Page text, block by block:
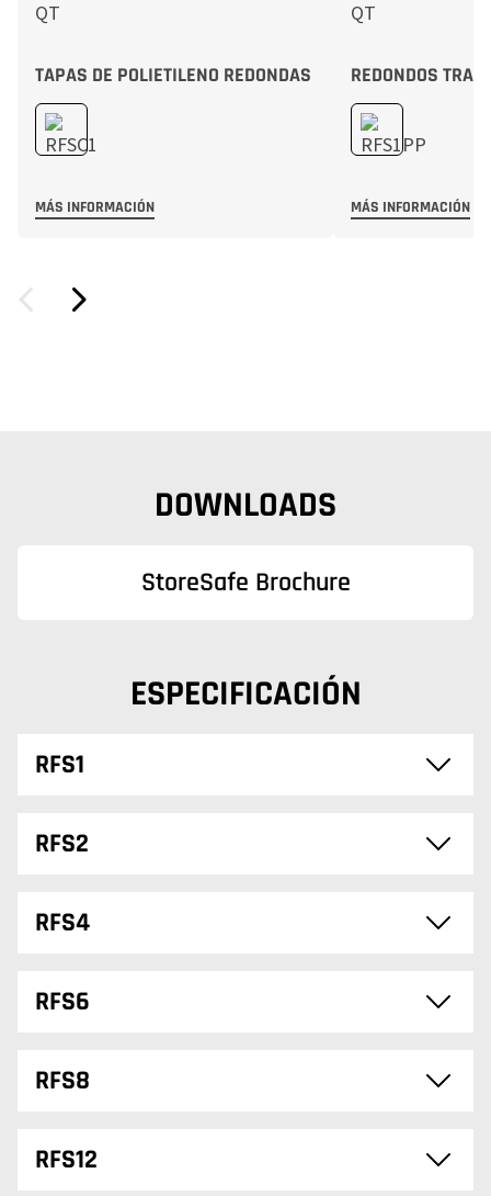
TAPAS DE POLIETILENO REDONDAS
MÁS INFORMACIÓN
REDONDOS
MÁS INFORMACIÓN
DOWNLOADS
StoreSafe Brochure
ESPECIFICACIÓN
RFS1
RFS2
RFS4
RFS6
RFS8
RFS12